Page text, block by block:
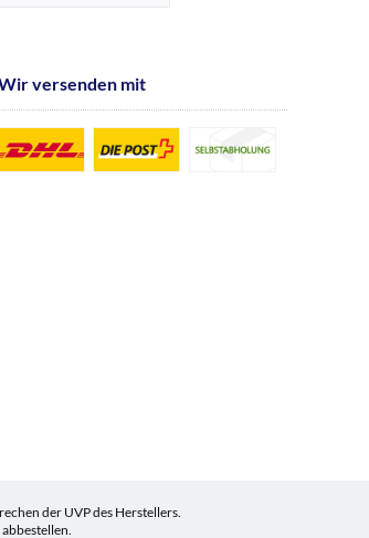
versenden mit
der UVP des Herstellers.